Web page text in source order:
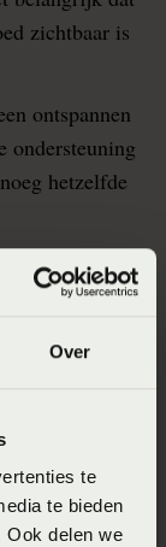
Over
te
te bieden
Ook delen we
zichtbaar is
ontspannen
ondersteuning
hetzelfde